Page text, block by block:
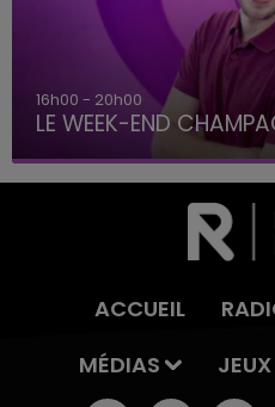
16h00 - 20h00
LE WEEK-END
ACCUEIL
MÉDIAS
JEUX